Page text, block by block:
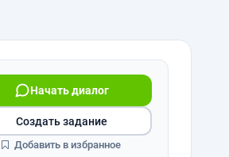
Начать диалог
Создать задание
Добавить в избранное